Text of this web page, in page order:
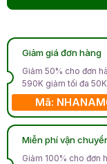
Giảm giá đơn hàng
Giảm 50% cho đơn
590K giảm tối đa 50K
Mã:
Miễn phí vận
Giảm 100% cho đơn